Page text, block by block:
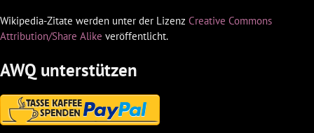
Wikipedia-Zitate werden unter der Lizenz Creative Commons
Attribution/Share Alike veröffentlicht.
AWQ unterstützen